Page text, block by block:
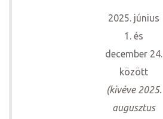
2025. június
1. és
december 24.
között
(kivéve 2025.
augusztus